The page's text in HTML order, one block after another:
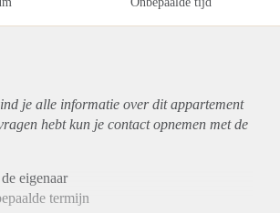
je alle informatie over ditappartement
hebt kun je contact opnemen met de
eigenaar
termijn